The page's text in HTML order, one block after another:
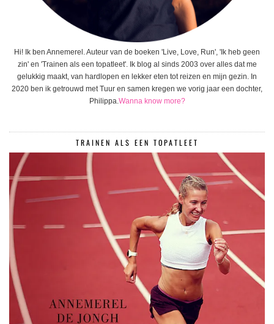
Hi! Ik ben Annemerel. Auteur van de boeken 'Live, Love, Run', 'Ik heb geen
zin' en 'Trainen als een topatleet'. Ik blog al sinds 2003 over alles dat me
gelukkig maakt, van hardlopen en lekker eten tot reizen en mijn gezin. In
2020 ben ik getrouwd met Tuur en samen kregen we vorig jaar een dochter,
Philippa.Wanna know more?
TRAINEN ALS EEN TOPATLEET